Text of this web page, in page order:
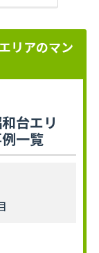
リアのマン
台エリ
一覧